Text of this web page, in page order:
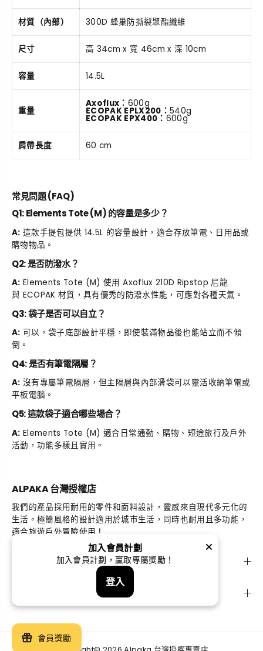
Elements Tote (M) 托特包
添加到購物車
材質（內部） 300D 蜂巢防撕裂聚酯纖維
尺寸 高 34cm x 寬 46cm x 深 10cm
容量 14.5L
重量
Axoflux： 600g
ECOPAK EPLX200：540g
ECOPAK EPX400： 600g
肩帶長度 60 cm
常見問題 (FAQ)
Q1: Elements Tote (M) 的容量是多少？
A: 這款手提包提供 14.5L 的容量設計，適合存放筆電、日用品或
購物物品。
Q2: 是否防潑水？
A: Elements Tote (M) 使用 Axoflux 210D Ripstop 尼龍
與 ECOPAK材質，具有優秀的防潑水性能，可應對各種天氣。
Q3: 袋子是否可以自立？
A: 可以，袋子底部設計平穩，即使裝滿物品後也能站立而不傾
倒。
Q4: 是否有筆電隔層？
A: 沒有專屬筆電隔層，但主隔層與內部滑袋可以靈活收納筆電或
平板電腦。
Q5: 這款袋子適合哪些場合？
A: Elements Tote (M) 適合日常通勤、購物、短途旅行及戶外
活動，功能多樣且實用。
ALPAKA 台灣授權店
我們的產品採用耐用的零件和面料設計，靈感來自現代多元化的
生活。極簡風格的設計適用於城市生活，同時也耐用且多功能，
適合旅遊戶外冒險使用！
會員獎勵
加入會員計劃
加入會員計劃，贏取專屬獎勵！
登入